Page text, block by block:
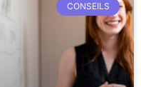
CONSEILS